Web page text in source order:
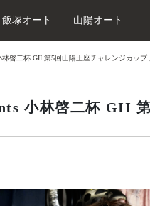
飯塚オート 山陽オート
林啓二杯 GII 第5回山陽王座チャレンジカップ
小林啓二杯 GII